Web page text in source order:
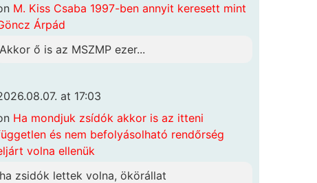
M. Kiss Csaba 1997-ben annyit keresett mint
Árpád
Akkor ő is az MSZMP ezer...
at 17:03
Ha mondjuk zsídók akkor is az itteni
és nem befolyásolható rendőrség
volna ellenük
ha zsidók lettek volna, ökörállat